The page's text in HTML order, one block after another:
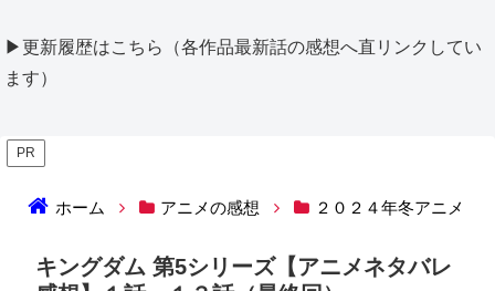
▶更新履歴はこちら（各作品最新話の感想へ直リンクしてい
ます）
PR
ホーム アニメの感想 ２０２４年冬アニメ
キングダム 第5シリーズ【アニメネタバレ